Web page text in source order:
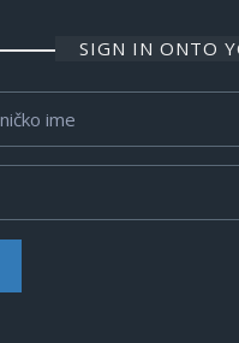
SIGN IN ONTO